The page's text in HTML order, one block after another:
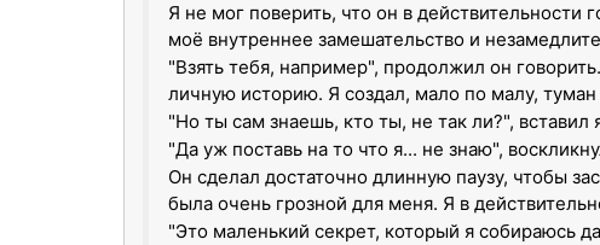
Я не мог поверить, что он в
моё внутреннее замешательство и
"Взять тебя, например", продолжил он
личную историю. Я создал, мало по малу,
"Но ты сам знаешь, кто ты, не так ли?", вставил
"Да уж поставь на то что я... не знаю",
Он сделал достаточно длинную паузу, чтобы
была очень грозной для меня. Я в
"Это маленький секрет, который я собираюсь